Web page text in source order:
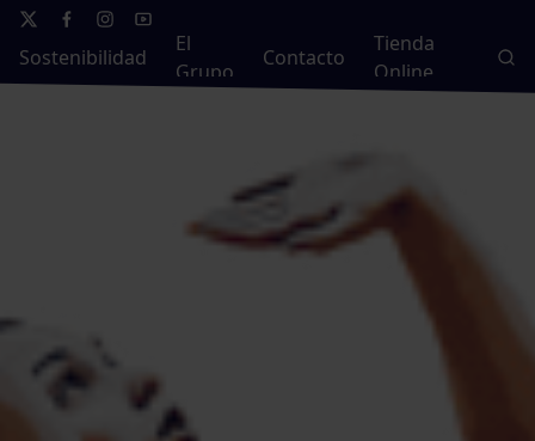
Sostenibilidad
El
Grupo
Contacto
Tienda
Online